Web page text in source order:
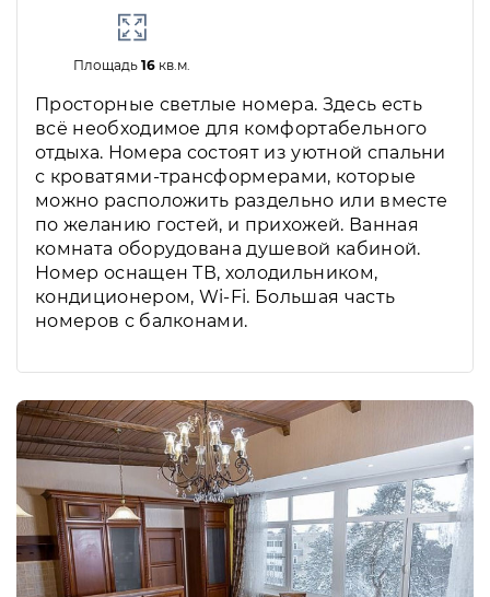
Площадь16 кв.м.
Просторные светлые номера. Здесь есть
всё необходимое для комфортабельного
отдыха. Номера состоят из уютной спальни
с кроватями-трансформерами, которые
можно расположить раздельно или вместе
по желанию гостей, и прихожей. Ванная
комната оборудована душевой кабиной.
Номер оснащен ТВ, холодильником,
кондиционером, Wi-Fi. Большая часть
номеров с балконами.